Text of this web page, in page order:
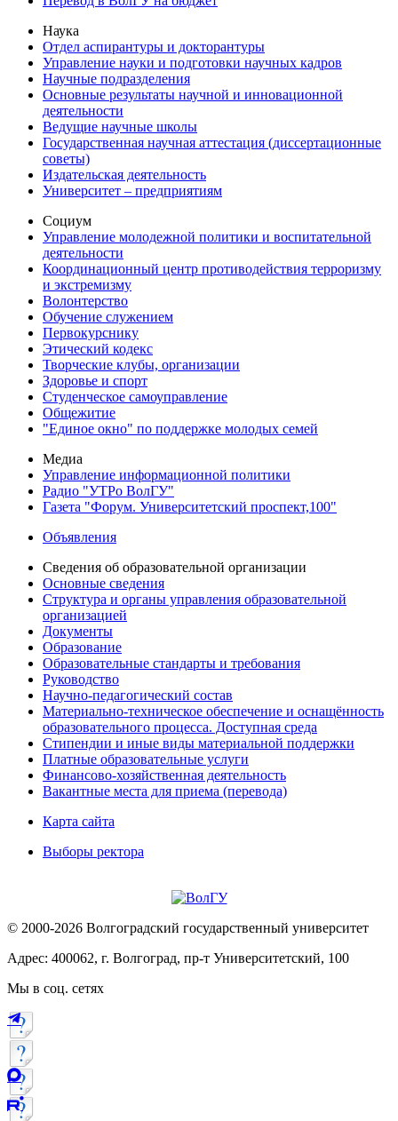
Наука
Отдел аспирантуры и докторантуры
Управление науки и подготовки научных кадров
Научные подразделения
Основные результаты научной и инновационной
деятельности
Ведущие научные школы
Государственная научная аттестация (диссертационные
советы)
Издательская деятельность
Университет – предприятиям
Социум
Управление молодежной политики и воспитательной
деятельности
Координационный центр противодействия терроризму
и экстремизму
Волонтерство
Обучение служением
Первокурснику
Этический кодекс
Творческие клубы, организации
Здоровье и спорт
Студенческое самоуправление
Общежитие
"Единое окно" по поддержке молодых семей
Медиа
Управление информационной политики
Радио "УТРо ВолГУ"
Газета "Форум. Университетский проспект,100"
Объявления
Сведения об образовательной организации
Основные сведения
Структура и органы управления образовательной
организацией
Документы
Образование
Образовательные стандарты и требования
Руководство
Научно-педагогический состав
Материально-техническое обеспечение и оснащённость
образовательного процесса. Доступная среда
Стипендии и иные виды материальной поддержки
Платные образовательные услуги
Финансово-хозяйственная деятельность
Вакантные места для приема (перевода)
Карта сайта
Выборы ректора
© 2000-2026 Волгоградский государственный университет
Адрес: 400062, г. Волгоград, пр-т Университетский, 100
Мы в соц. сетях